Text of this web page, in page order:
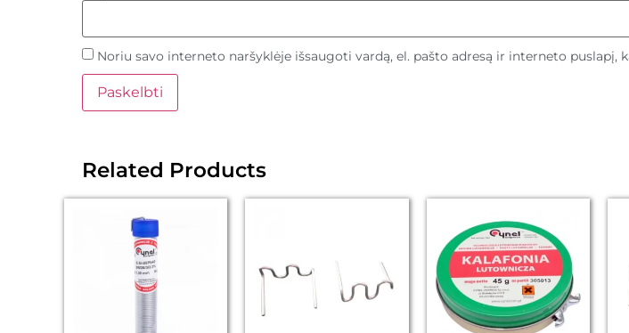
Noriu savo interneto naršyklėje išsaugoti vardą, el. pašto adresą ir interneto
Related Products